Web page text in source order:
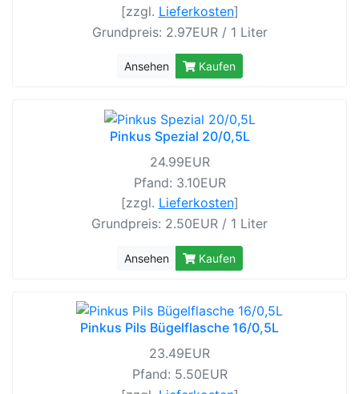
[zzgl. Lieferkosten]
Grundpreis: 2.97EUR / 1 Liter
Ansehen Kaufen
Pinkus Spezial 20/0,5L
24.99EUR
Pfand: 3.10EUR
[zzgl. Lieferkosten]
Grundpreis: 2.50EUR / 1 Liter
Ansehen Kaufen
Pinkus Pils Bügelflasche 16/0,5L
23.49EUR
Pfand: 5.50EUR